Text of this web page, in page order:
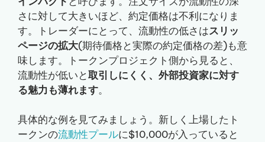
さに対して大きいほど、約定価格は不利になりま
す。トレーダーにとって、流動性の低さはスリッ
ページの拡大(期待価格と実際の約定価格の差)も意
味します。トークンプロジェクト側から見ると、
流動性が低いと取引しにくく、外部投資家に対す
る魅力も薄れます。
具体的な例を見てみましょう。新しく上場したト
ークンの流動性プールに$10,000が入っていると